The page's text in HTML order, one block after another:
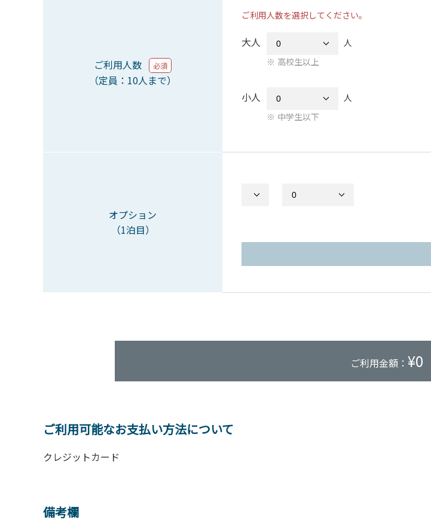
ご利用人数 必須
（定員：10人まで）
ご利用人数を選択してください。
大人
人
高校生以上
小人
人
中学生以下
オプション
（1泊目）
ご利用金額： ¥0
ご利用可能なお支払い方法について
クレジットカード
備考欄